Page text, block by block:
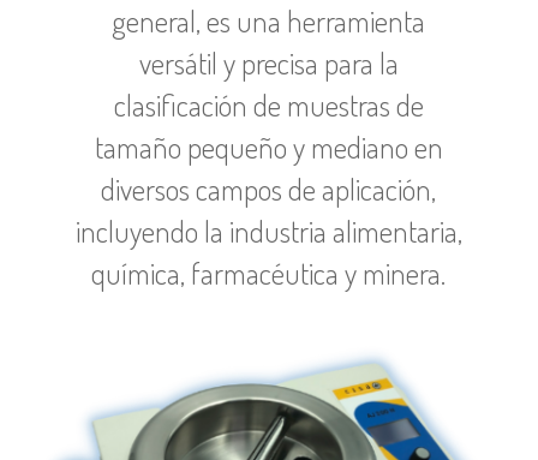
general, es una herramienta
versátil y precisa para la
clasificación de muestras de
tamaño pequeño y mediano en
diversos campos de aplicación,
incluyendo la industria alimentaria,
química, farmacéutica y minera.